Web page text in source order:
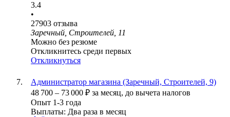
3.4
•
27903 отзыва
Заречный, Строителей, 11
Можно без резюме
Откликнитесь среди первых
Откликнуться
Администратор магазина (Заречный, Строителей, 9)
48 700 – 73 000 ₽ за месяц, до вычета налогов
Опыт 1-3 года
Выплаты: Два раза в месяц